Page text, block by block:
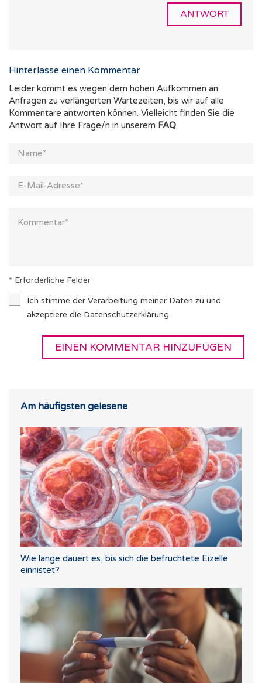
ANTWORT
Hinterlasse einen Kommentar
Leider kommt es wegen dem hohen Aufkommen an
Anfragen zu verlängerten Wartezeiten, bis wir auf alle
Kommentare antworten können. Vielleicht finden Sie die
Antwort auf Ihre Frage/n in unserem FAQ.
* Erforderliche Felder
Ich stimme der Verarbeitung meiner Daten zu und
akzeptiere die Datenschutzerklärung.
Am häufigsten gelesene
Wie lange dauert es, bis sich die befruchtete Eizelle
einnistet?